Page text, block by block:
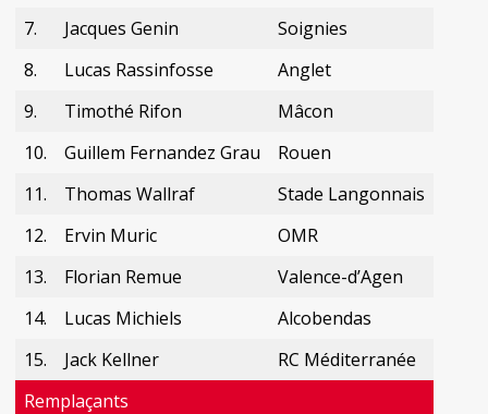
7.
Jacques Genin
Soignies
8.
Lucas Rassinfosse
Anglet
9.
Timothé Rifon
Mâcon
10.
Guillem Fernandez Grau
Rouen
11.
Thomas Wallraf
Stade Langonnais
12.
Ervin Muric
OMR
13.
Florian Remue
Valence-d’Agen
14.
Lucas Michiels
Alcobendas
15.
Jack Kellner
RC Méditerranée
Remplaçants